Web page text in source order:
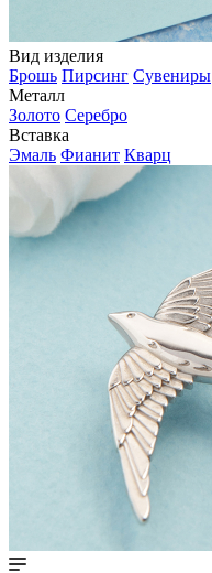
Вид изделия
Брошь Пирсинг Сувениры
Металл
Золото Серебро
Вставка
Эмаль Фианит Кварц